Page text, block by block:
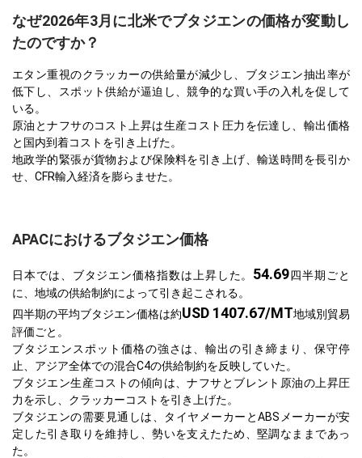
なぜ2026年3月に北米でブタジエンの価格が変動し
たのですか？
エタン重視のクラッカーの供給量が減少し、ブタジエン抽出率が
低下し、スポット供給が逼迫し、競争的な買い手の入札を促して
いる。
原油とナフサのコスト上昇は生産コスト圧力を伝達し、輸出価格
と国内到着コストを引き上げた。
地政学的緊張が貨物および保険料を引き上げ、輸送時間を長引か
せ、CFR輸入経済を膨らませた。
APACにおけるブタジエン価格
日本では、ブタジエン価格指数は上昇した。 54.69四半期ごと
に、地域の供給制約によって引き起こされる。
四半期の平均ブタジエン価格は約USD 1407.67/MT地域別貿易
評価ごと。
ブタジエンスポット価格の強さは、輸出の引き締まり、保守停
止、アジア全体での混合C4の供給制約を反映していた。
ブタジエン生産コストの傾向は、ナフサとブレント原油の上昇圧
力を示し、クラッカーコストを引き上げた。
ブタジエンの需要見通しは、タイヤメーカーとABSメーカーが安
定した引き取りを維持し、勢いを支えたため、堅調なままであっ
た。